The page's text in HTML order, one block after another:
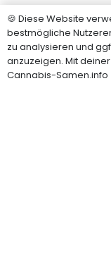
Hanfsamen
CBD Samen
Feminisierte
🍪 Diese Website
bestmögliche
zu analysieren und
anzuzeigen. Mit
Cannabis-Samen.info